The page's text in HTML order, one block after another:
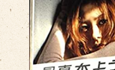
へ
ス
キ
プ